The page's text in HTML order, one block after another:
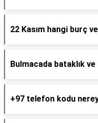
22 Kasım hangi burç
Bulmacada bataklık
+97 telefon kodu